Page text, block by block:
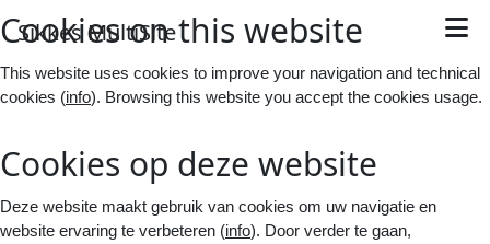
Cookies on this website
This website uses cookies to improve your navigation and technical
cookies (info). Browsing this website you accept the cookies usage.
Cookies op deze website
Deze website maakt gebruik van cookies om uw navigatie en
website ervaring te verbeteren (info). Door verder te gaan,
SikkesMultiSite